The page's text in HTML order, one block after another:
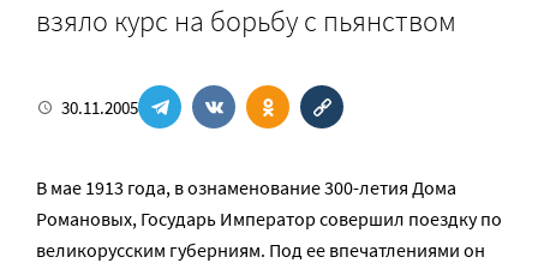
взяло курс на борьбу с пьянством
30.11.2005
В мае 1913 года, в ознаменование 300-летия Дома
Романовых, Государь Император совершил поездку по
великорусским губерниям. Под ее впечатлениями он